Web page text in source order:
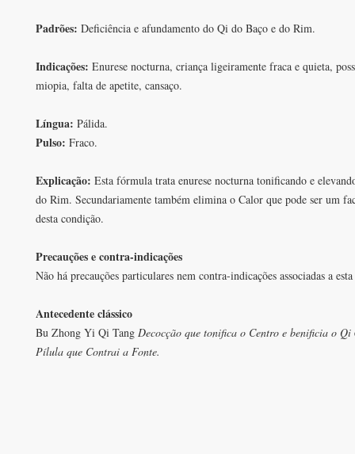
Padrões: Deficiência e afundamento do Qi do Baço e do Rim.
Indicações: Enurese nocturna, criança ligeiramente fraca e quieta,
miopia, falta de apetite, cansaço.
Língua: Pálida.
Pulso: Fraco.
Explicação: Esta fórmula trata enurese nocturna tonificando e
do Rim. Secundariamente também elimina o Calor que pode ser um
desta condição.
Precauções e contra-indicações
Não há precauções particulares nem contra-indicações associadas a
Antecedente clássico
Bu Zhong Yi Qi Tang Decocção que tonifica o Centro e benificia o Qi
Pílula que Contrai a Fonte.